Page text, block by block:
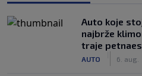
Auto koje
najbrže
traje
AUTO 6. aug.